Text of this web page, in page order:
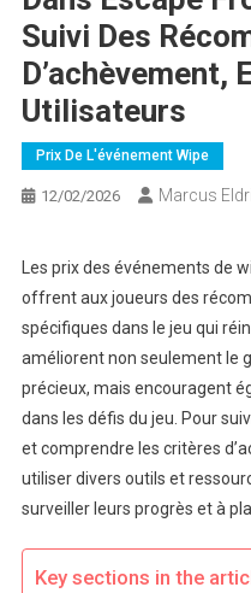
Suivi Des
D’achèvement,
Utilisateurs
Prix De L'événement Wipe
12/02/2026 Marcus
Les prix des événements de
offrent aux joueurs des
spécifiques dans le jeu qui
améliorent non seulement le
précieux, mais encouragent
dans les défis du jeu. Pour
et comprendre les critères
utiliser divers outils et
surveiller leurs progrès et à
Key sections in the